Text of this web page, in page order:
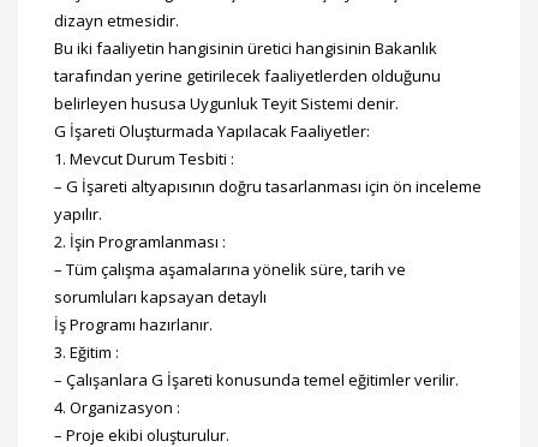
dizayn etmesidir.
Bu iki faaliyetin hangisinin üretici hangisinin Bakanlık
tarafından yerine getirilecek faaliyetlerden olduğunu
belirleyen hususa Uygunluk Teyit Sistemi denir.
G İşareti Oluşturmada Yapılacak Faaliyetler:
1. Mevcut Durum Tesbiti :
– G İşareti altyapısının doğru tasarlanması için ön inceleme
yapılır.
2. İşin Programlanması :
– Tüm çalışma aşamalarına yönelik süre, tarih ve
sorumluları kapsayan detaylı
İş Programı hazırlanır.
3. Eğitim :
– Çalışanlara G İşareti konusunda temel eğitimler verilir.
4. Organizasyon :
– Proje ekibi oluşturulur.